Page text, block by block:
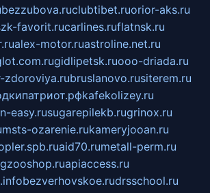
bezzubova.ruclubtibet.ruorior-aks.ru
favorit.rucarlines.ruflatnsk.ru
alex-motor.ruastroline.net.ru
gidlipetsk.ruooo-driada.ru
zdoroviya.rubruslanovo.rusiterem.ru
kafekolizey.ru
easy.rusugarepilekb.rugrinox.ru
msts-ozarenie.rukameryjooan.ru
aid70.rumetall-perm.ru
apiaccess.ru
bezverhovskoe.rudrsschool.ru